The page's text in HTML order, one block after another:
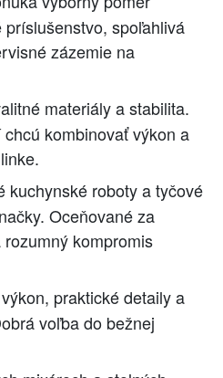
spoľahlivá
zázemie na
materiály a stabilita.
kombinovať výkon a
kuchynské roboty a tyčové
Oceňované za
kompromis
praktické detaily a
voľba do bežnej